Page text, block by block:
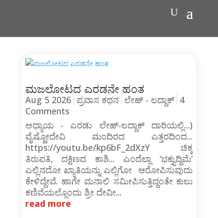
ಮಜಲೋಟದ ಎರಡನೇ ಹಂತ
Aug 5 2026 ಪ್ರವಾಸ ಕಥನ ಲೇಹ್ - ಲದ್ದಾಕ್ 4
Comments
ಅಧ್ಯಾಯ - ಎರಡು ಲೇಹ್-ಲದ್ದಾಕ್ ದಾರಿಯಲ್ಲಿ...)
ವೈಷ್ಣೋದೇವಿ ಮಂದಿರದ ಎತ್ತರದಿಂದ...
https://youtu.be/kp6bF_2dXzY ಚಿಕ್ಕ
ತಿರುಪತಿ, ದಕ್ಷಿಣದ ಕಾಶಿ... ಎಂದೆಲ್ಲಾ ‘ಭಕ್ತ್ಯುದ್ದಿಮೆ’
ಎಲ್ಲಿನದೋ ಖ್ಯಾತಿಯನ್ನು ಎಲ್ಲಿಗೋ ಆರೋಪಿಸುವುದು
ಕೇಳಿದ್ದೇವೆ. ಹಾಗೇ ಮನಾಲಿ ಸಮೀಪಿಸುತ್ತಿದ್ದಂತೇ ಕುಲು
ಕಣಿವೆಯಲ್ಲೊಂದು ಶ್ರೀ ದೇವೀ...
read more